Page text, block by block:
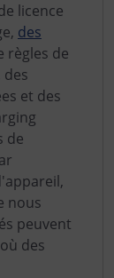
licence
des
règles de
et des
de
nous
peuvent
des